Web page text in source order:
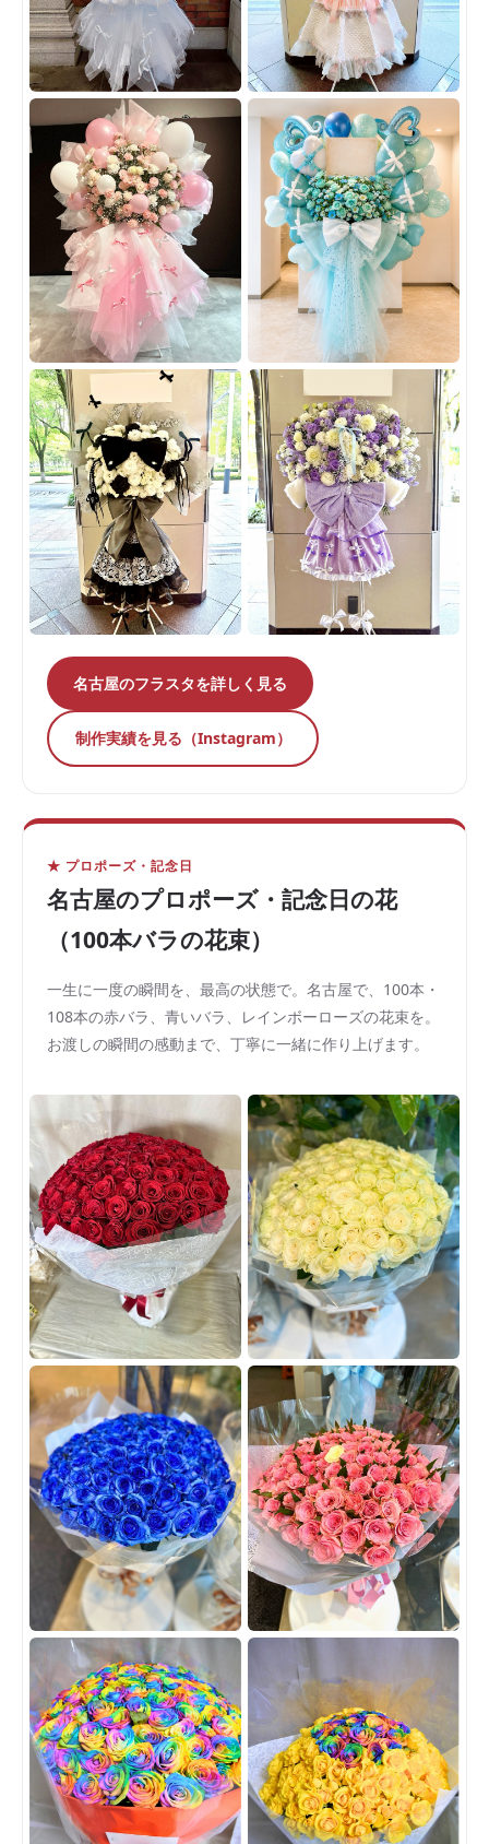
名古屋のフラスタを詳しく見る
制作実績を見る（Instagram）
★ プロポーズ・記念日
名古屋のプロポーズ・記念日の花
（100本バラの花束）
一生に一度の瞬間を、最高の状態で。名古屋で、100本・
108本の赤バラ、青いバラ、レインボーローズの花束を。
お渡しの瞬間の感動まで、丁寧に一緒に作り上げます。